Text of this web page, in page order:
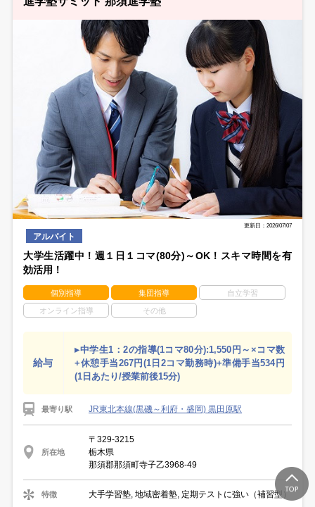
更新日：2026/07/07
アルバイト
大学生活躍中！週１日１コマ(80分)～OK！スキマ時間を有
効活用！
個別指導 集団指導 自立学習
オンライン指導 その他
給与
▸中学生1：2の指導(1コマ80分):1,550円～×コマ数
+休憩手当267円(1日2コマ勤務時)+準備手当534円
(1日あたり/授業前後15分)
最寄り駅 JR東北本線(黒磯～利府・盛岡) 黒田原駅
所在地
〒329-3215
栃木県
那須郡那須町寺子乙3968-49
特徴 大手学習塾, 地域密着塾, 定期テストに強い（補習型）